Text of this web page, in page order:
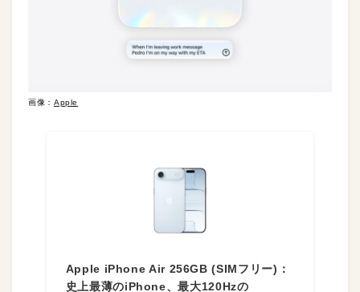
画像： Apple
Apple iPhone Air 256GB (SIMフリー)：
史上最薄のiPhone、最大120Hzの